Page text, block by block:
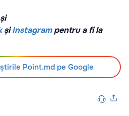
șiInstagrampentru a fi la
Point.md pe Google